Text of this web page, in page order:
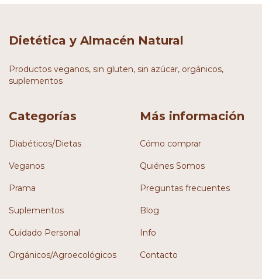
Dietética y Almacén Natural
Productos veganos, sin gluten, sin azúcar, orgánicos,
suplementos
Categorías
Diabéticos/Dietas
Veganos
Prama
Suplementos
Cuidado Personal
Orgánicos/Agroecológicos
Más información
Cómo comprar
Quiénes Somos
Preguntas frecuentes
Blog
Info
Contacto